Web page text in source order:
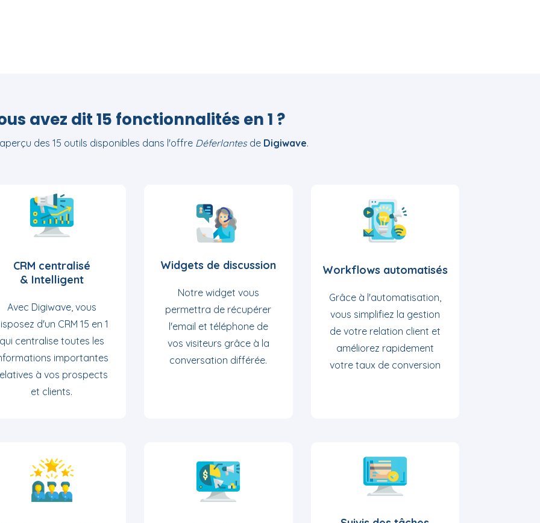
avez dit 15 fonctionnalités en 1 ?
des 15 outils disponibles dans l'offre Déferlantesde Digiwave.
CRM centralisé
& Intelligent
Avec Digiwave, vous
d'un CRM 15 en 1
centralise toutes les
importantes
à vos prospects
et clients.
Widgets de discussion
Notre widget vous
permettra de récupérer
l'email et téléphone de
vos visiteurs grâce à la
conversation différée.
Workflows automatisés
Grâce à l'automatisation,
vous simplifiez la gestion
de votre relation client et
améliorez rapidement
votre taux de conversion